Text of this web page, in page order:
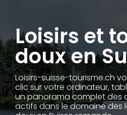
Loisirs et
doux en
Loisirs-suisse-tourisme.ch
clic sur votre ordinateur,
un panorama complet des
actifs dans le domaine des